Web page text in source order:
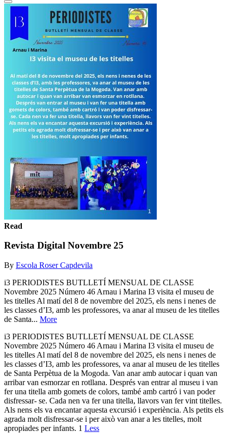
Read
Revista Digital Novembre 25
By Escola Roser Capdevila
i3 PERIODISTES BUTLLETÍ MENSUAL DE CLASSE
Novembre 2025 Número 46 Arnau i Marina I3 visita el museu de
les titelles Al matí del 8 de novembre del 2025, els nens i nenes de
les classes d’I3, amb les professores, va anar al museu de les titelles
de Santa... More
i3 PERIODISTES BUTLLETÍ MENSUAL DE CLASSE
Novembre 2025 Número 46 Arnau i Marina I3 visita el museu de
les titelles Al matí del 8 de novembre del 2025, els nens i nenes de
les classes d’I3, amb les professores, va anar al museu de les titelles
de Santa Perpètua de la Mogoda. Van anar amb autocar i quan van
arribar van esmorzar en rotllana. Després van entrar al museu i van
fer una titella amb gomets de colors, també amb cartró i van poder
disfressar- se. Cada nen va fer una titella, llavors van fer vint titelles.
Als nens els va encantar aquesta excursió i experiència. Als petits els
agrada molt disfressar-se i per això van anar a les titelles, molt
apropiades per infants. 1 Less